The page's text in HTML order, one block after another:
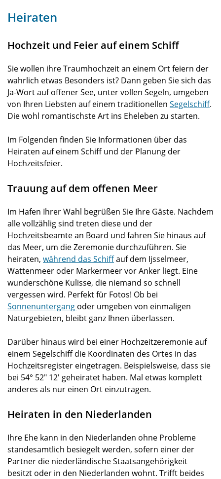
Heiraten
Hochzeit und Feier auf einem Schiff
Sie wollen ihre Traumhochzeit an einem Ort feiern der
wahrlich etwas Besonders ist? Dann geben Sie sich das
Ja-Wort auf offener See, unter vollen Segeln, umgeben
von Ihren Liebsten auf einem traditionellen Segelschiff.
Die wohl romantischste Art ins Eheleben zu starten.
Im Folgenden finden Sie Informationen über das
Heiraten auf einem Schiff und der Planung der
Hochzeitsfeier.
Trauung auf dem offenen Meer
Im Hafen Ihrer Wahl begrüßen Sie Ihre Gäste. Nachdem
alle vollzählig sind treten diese und der
Hochzeitsbeamte an Board und fahren Sie hinaus auf
das Meer, um die Zeremonie durchzuführen. Sie
heiraten, während das Schiffauf dem Ijsselmeer,
Wattenmeer oder Markermeer vor Anker liegt. Eine
wunderschöne Kulisse, die niemand so schnell
vergessen wird. Perfekt für Fotos! Ob bei
Sonnenuntergang oder umgeben von einmaligen
Naturgebieten, bleibt ganz Ihnen überlassen.
Darüber hinaus wird bei einer Hochzeitzeremonie auf
einem Segelschiff die Koordinaten des Ortes in das
Hochzeitsregister eingetragen. Beispielsweise, dass sie
bei 54° 52" 12' geheiratet haben. Mal etwas komplett
anderes als nur einen Ort einzutragen.
Heiraten in den Niederlanden
Ihre Ehe kann in den Niederlanden ohne Probleme
standesamtlich besiegelt werden, sofern einer der
Partner die niederländische Staatsangehörigkeit
besitzt oder in den Niederlanden wohnt. Trifft beides